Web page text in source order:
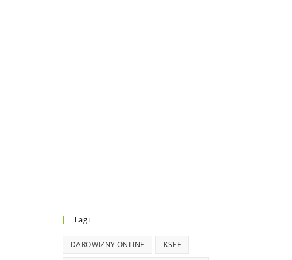
Tagi
DAROWIZNY ONLINE KSEF